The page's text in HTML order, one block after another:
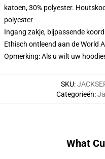
katoen, 30% polyester.
polyester
Ingang zakje, bijpassende
Ethisch ontleend aan de World
Opmerking: Als u wilt uw
SKU:
Categorieën:
What